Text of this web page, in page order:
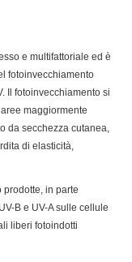
e multifattoriale ed è
fotoinvecchiamento
Il fotoinvecchiamento si
maggiormente
da secchezza cutanea,
di elasticità,
in parte
B e UV-A sulle cellule
liberi fotoindotti